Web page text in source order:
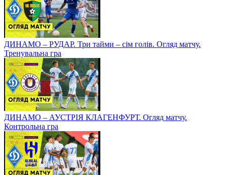
ДИНАМО – РУДАР. Три тайми – сім голів. Огляд матчу.
Тренувальна гра
ДИНАМО – АУСТРІЯ КЛАГЕНФУРТ. Огляд матчу.
Контрольна гра